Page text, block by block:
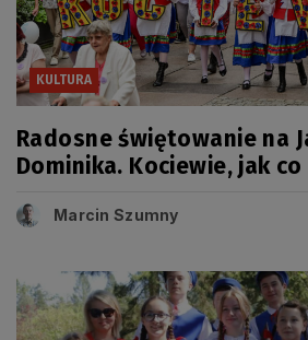
KULTURA
Radosne świętowanie na
Dominika. Kociewie, jak
Marcin Szumny